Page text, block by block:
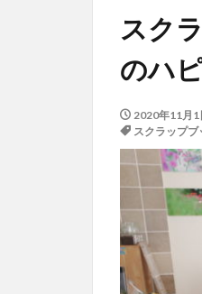
スク
のハ
2020年11月1
スクラップブ